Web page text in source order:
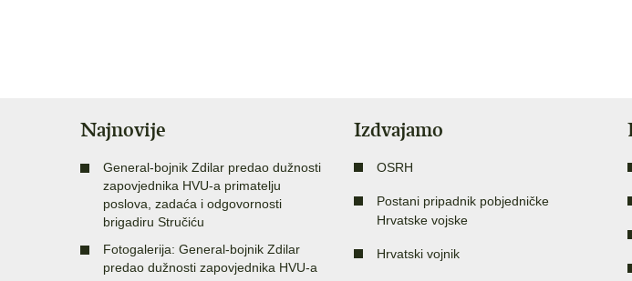
Najnovije
General-bojnik Zdilar predao dužnosti
zapovjednika HVU-a primatelju
poslova, zadaća i odgovornosti
brigadiru Stručiću
Fotogalerija: General-bojnik Zdilar
predao dužnosti zapovjednika HVU-a
Izdvajamo
OSRH
Postani pripadnik pobjedničke
Hrvatske vojske
Hrvatski vojnik